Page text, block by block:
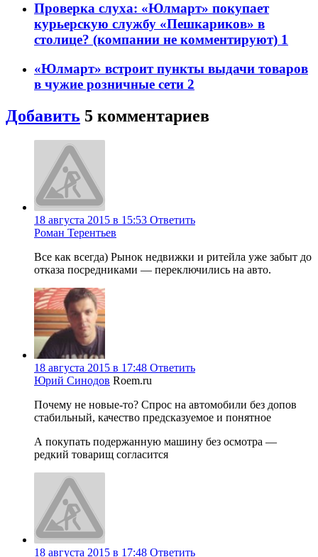
Проверка слуха: «Юлмарт» покупает
курьерскую службу «Пешкариков» в
столице? (компании не комментируют) 1
«Юлмарт» встроит пункты выдачи товаров
в чужие розничные сети 2
Добавить 5 комментариев
18 августа 2015 в 15:53 Ответить
Роман Терентьев
Все как всегда) Рынок недвижки и ритейла уже забыт до
отказа посредниками — переключились на авто.
18 августа 2015 в 17:48 Ответить
Юрий Синодов Roem.ru
Почему не новые-то? Спрос на автомобили без допов
стабильный, качество предсказуемое и понятное
А покупать подержанную машину без осмотра —
редкий товарищ согласится
18 августа 2015 в 17:48 Ответить